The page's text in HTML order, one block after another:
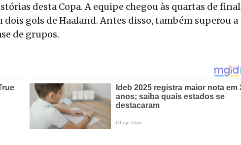
desta Copa. A equipe chegou às quartas de final
dois gols de Haaland. Antes disso, também superou a
de grupos.